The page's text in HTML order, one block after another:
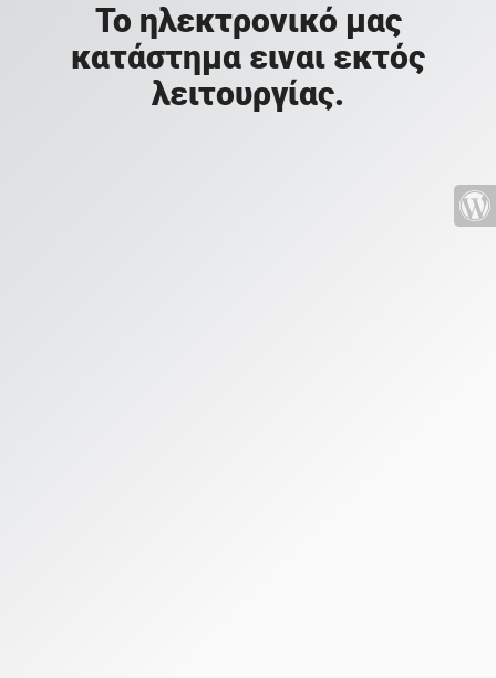
Το ηλεκτρονικό μας
κατάστημα ειναι εκτός
λειτουργίας.